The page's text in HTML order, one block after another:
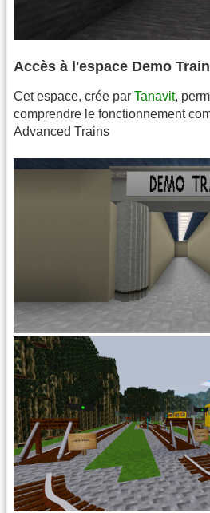
Accès à l'espace Demo
Cet espace, crée par Tanavit,
comprendre le fonctionnement
Advanced Trains